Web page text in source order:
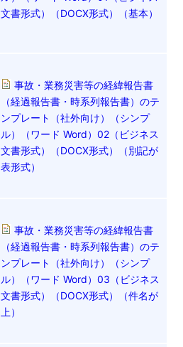
文書形式）（DOCX形式）（基本）
事故・業務災害等の経緯報告書
（経過報告書・時系列報告書）のテ
ンプレート（社外向け）（シンプ
ル）（ワード Word）02（ビジネス
文書形式）（DOCX形式）（別記が
表形式）
事故・業務災害等の経緯報告書
（経過報告書・時系列報告書）のテ
ンプレート（社外向け）（シンプ
ル）（ワード Word）03（ビジネス
文書形式）（DOCX形式）（件名が
上）